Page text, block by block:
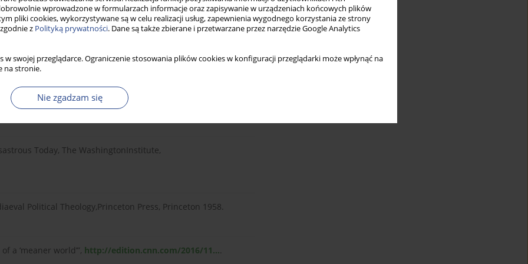
wprowadzone w formularzach informacje oraz zapisywanie w urządzeniach końcowych plików
pliki cookies, wykorzystywane są w celu realizacji usług, zapewnienia wygodnego korzystania ze strony
z Polityką prywatności. Dane są także zbierane i przetwarzane przez narzędzie Google Analytics
w swojej przeglądarce. Ograniczenie stosowania plików cookies w konfiguracji przeglądarki może wpłynąć na
na stronie.
Nie zgadzam się
Elites, Interest Groups,and Average Citizens,
through his hardestdecisions about America’s role in the
Today, The WashingtonInstitute,
Political Theology,Princeton Press, Princeton 1958.
a ‘meaner world’”, http://edition.cnn.com/2016/11....